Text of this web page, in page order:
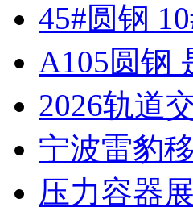
45#圆钢
A105圆钢
2026轨道
宁波雷豹
压力容器